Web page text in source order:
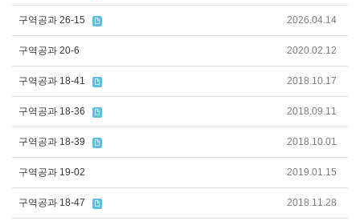
구역공과 26-15 2026.04.14
구역공과 20-6 2020.02.12
구역공과 18-41 2018.10.17
구역공과 18-36 2018.09.11
구역공과 18-39 2018.10.01
구역공과 19-02 2019.01.15
구역공과 18-47 2018.11.28